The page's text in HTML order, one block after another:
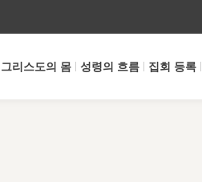
그리스도의 몸 성령의 흐름 집회 등록